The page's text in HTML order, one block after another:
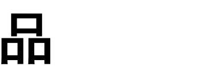
品